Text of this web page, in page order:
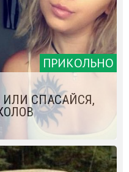
ПРИКОЛЬНО
СПАСАЙСЯ,